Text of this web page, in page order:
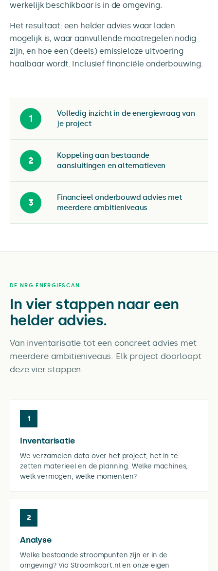
werkelijk beschikbaar is in de omgeving.
Het resultaat: een helder advies waar laden
mogelijk is, waar aanvullende maatregelen nodig
zijn, en hoe een (deels) emissieloze uitvoering
haalbaar wordt. Inclusief financiële onderbouwing.
1
Volledig inzicht in de energievraag van
je project
2
Koppeling aan bestaande
aansluitingen en alternatieven
3
Financieel onderbouwd advies met
meerdere ambitieniveaus
DE NRG ENERGIESCAN
In vier stappen naar een
helder advies.
Van inventarisatie tot een concreet advies met
meerdere ambitieniveaus. Elk project doorloopt
deze vier stappen.
1
Inventarisatie
We verzamelen data over het project, het in te
zetten materieel en de planning. Welke machines,
welk vermogen, welke momenten?
2
Analyse
Welke bestaande stroompunten zijn er in de
omgeving? Via Stroomkaart.nl en onze eigen